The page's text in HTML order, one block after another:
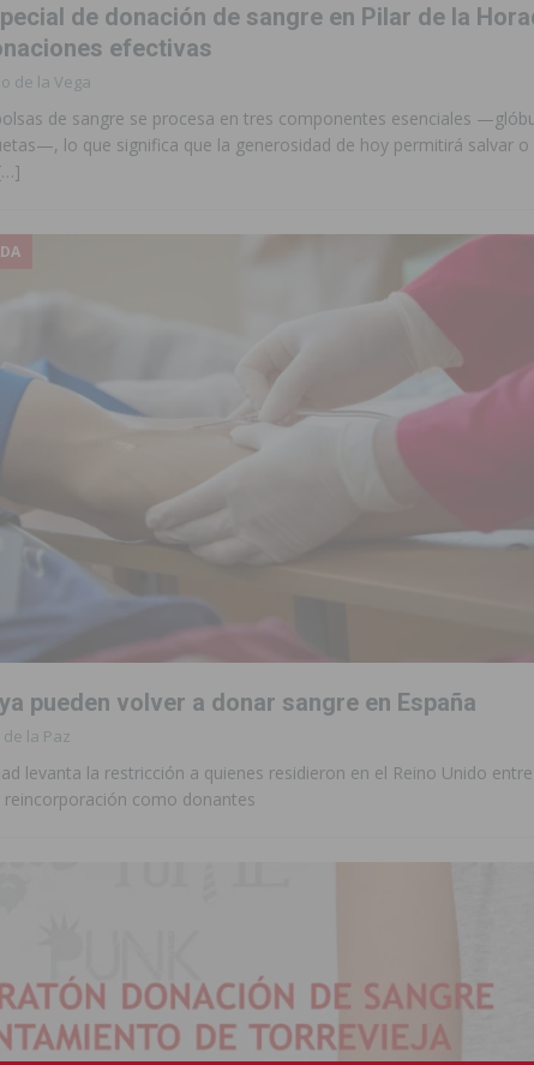
Orihuela ‘sin mejoras ni bonificaciones’
a Dolores como referente ganadero de la CV
con nuevos convenios de colaboración
y recibirá 3,3 millones de la Fundación Biodiversidad
de Jóvenes de la Provincia de Alicante en Las Colinas
de donación de sangre en Pilar de la
efectivas
de la Vega
de sangre se procesa en tres componentes esenciales
lo que significa que la generosidad de hoy permitirá salvar
pueden volver a donar sangre en España
la Paz
levanta la restricción a quienes residieron en el Reino Unido
como donantes